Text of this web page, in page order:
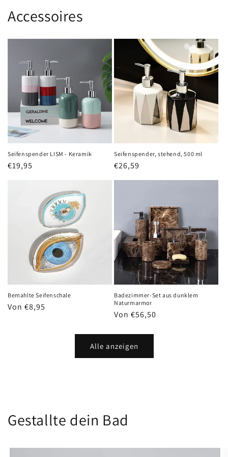
Accessoires
Seifenspender LISM - Keramik
Normaler
€19,95
Seifenspender, stehend, 500 ml
Normaler
€26,59
Bemahlte Seifenschale
Normaler
Von €8,95
Badezimmer-Set aus dunklem
Naturmarmor
Normaler
Von €56,50
Alle anzeigen
Gestallte dein Bad